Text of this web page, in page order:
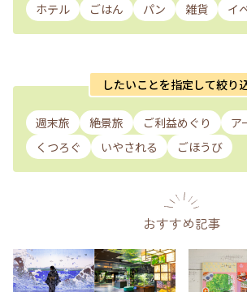
ホテル
ごはん パン 雑貨 イ
したいことを指定して絞り
週末旅 絶景旅 ご利益めぐり
ア
くつろぐ
いやされる ごほうび
おすすめ記事